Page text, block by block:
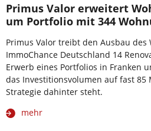
Primus Valor erweitert
um Portfolio mit 344
Primus Valor treibt den Ausbau
ImmoChance Deutschland 14
Erwerb eines Portfolios in Franken
das Investitionsvolumen auf fast 85
Strategie dahinter steht.
mehr